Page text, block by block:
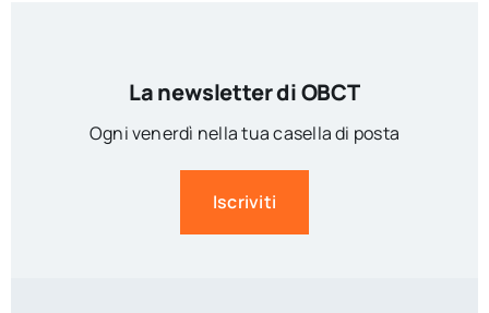
La newsletter di OBCT
Ogni venerdì nella tua casella di posta
Iscriviti